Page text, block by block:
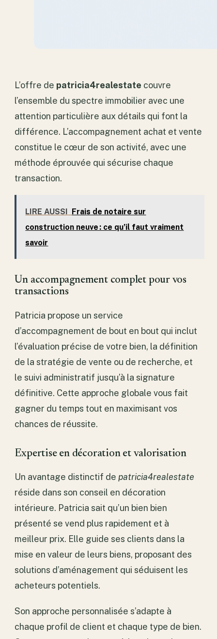
L’offre de patricia4realestate couvre
l’ensemble du spectre immobilier avec une
attention particulière aux détails qui font la
différence. L’accompagnement achat et vente
constitue le cœur de son activité, avec une
méthode éprouvée qui sécurise chaque
transaction.
LIRE AUSSI Frais de notaire sur
construction neuve : ce qu’il faut vraiment
savoir
Un accompagnement complet pour vos
transactions
Patricia propose un service
d’accompagnement de bout en bout qui inclut
l’évaluation précise de votre bien, la définition
de la stratégie de vente ou de recherche, et
le suivi administratif jusqu’à la signature
définitive. Cette approche globale vous fait
gagner du temps tout en maximisant vos
chances de réussite.
Expertise en décoration et valorisation
Un avantage distinctif depatricia4realestate
réside dans son conseil en décoration
intérieure. Patricia sait qu’un bien bien
présenté se vend plus rapidement et à
meilleur prix. Elle guide ses clients dans la
mise en valeur de leurs biens, proposant des
solutions d’aménagement qui séduisent les
acheteurs potentiels.
Son approche personnalisée s’adapte à
chaque profil de client et chaque type de bien.